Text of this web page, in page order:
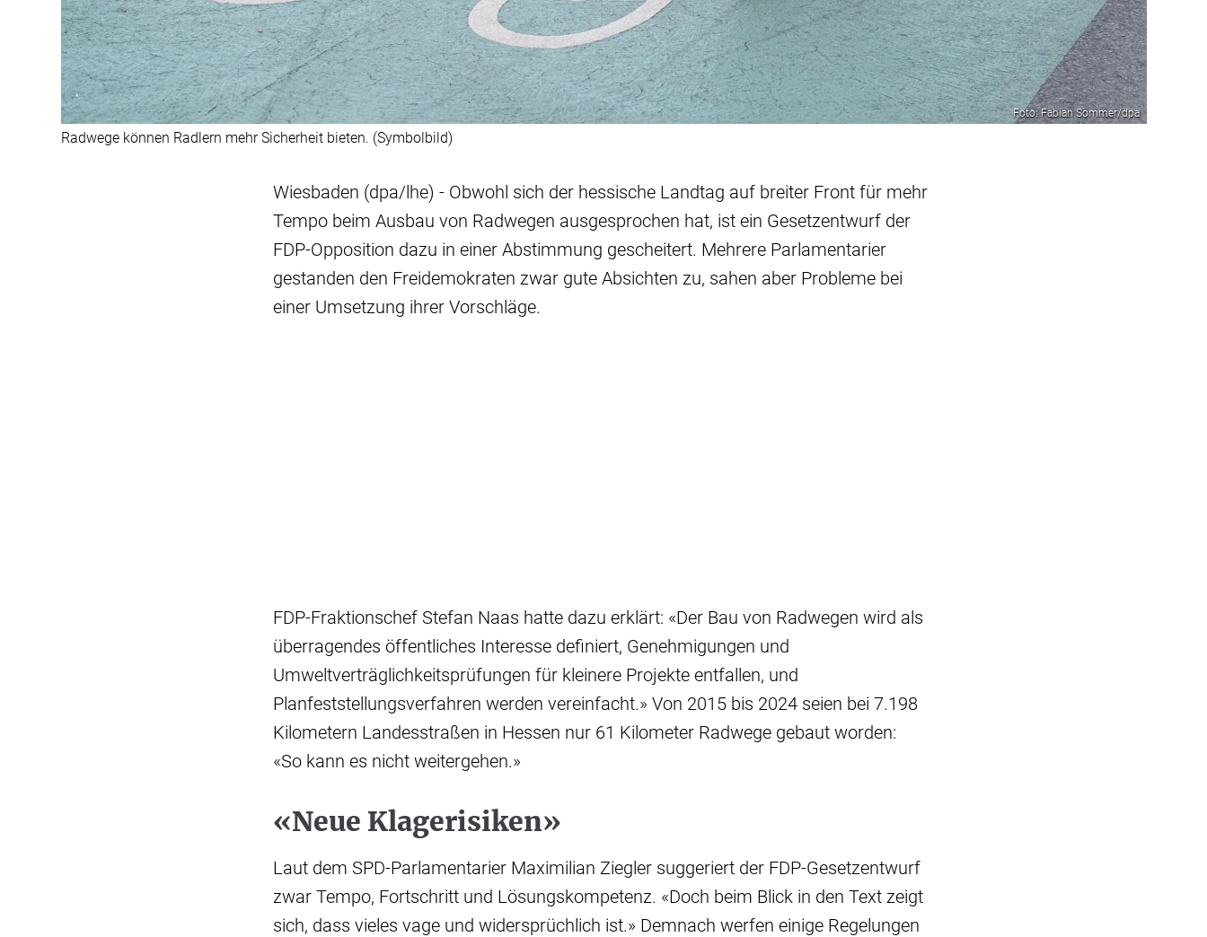
Foto: Fabian Sommer/dpa
Radwege können Radlern mehr Sicherheit bieten. (Symbolbild)
Wiesbaden (dpa/lhe) - Obwohl sich der hessische Landtag auf breiter Front für mehr
Tempo beim Ausbau von Radwegen ausgesprochen hat, ist ein Gesetzentwurf der
FDP-Opposition dazu in einer Abstimmung gescheitert. Mehrere Parlamentarier
gestanden den Freidemokraten zwar gute Absichten zu, sahen aber Probleme bei
einer Umsetzung ihrer Vorschläge.
FDP-Fraktionschef Stefan Naas hatte dazu erklärt: «Der Bau von Radwegen wird als
überragendes öffentliches Interesse definiert, Genehmigungen und
Umweltverträglichkeitsprüfungen für kleinere Projekte entfallen, und
Planfeststellungsverfahren werden vereinfacht.» Von 2015 bis 2024 seien bei 7.198
Kilometern Landesstraßen in Hessen nur 61 Kilometer Radwege gebaut worden:
«So kann es nicht weitergehen.»
«Neue Klagerisiken»
Laut dem SPD-Parlamentarier Maximilian Ziegler suggeriert der FDP-Gesetzentwurf
zwar Tempo, Fortschritt und Lösungskompetenz. «Doch beim Blick in den Text zeigt
sich, dass vieles vage und widersprüchlich ist.» Demnach werfen einige Regelungen